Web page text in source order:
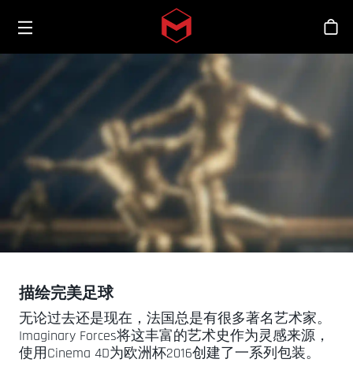
Skip to main content
商
描绘完美足球
无论过去还是现在，法国总是有很多著名艺术家。
Imaginary Forces将这丰富的艺术史作为灵感来源，
使用Cinema 4D为欧洲杯2016创建了一系列包装。